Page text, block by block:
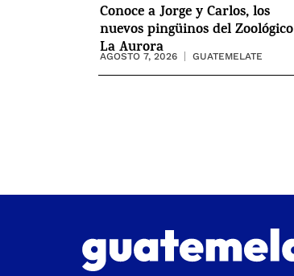
Conoce a Jorge y Carlos, los
nuevos pingüinos del Zoológico
La Aurora
AGOSTO 7, 2026 GUATEMELATE